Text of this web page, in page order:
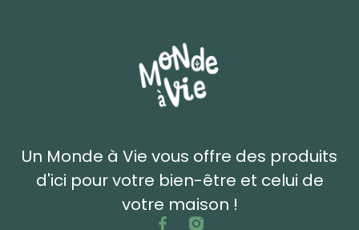
Un Monde à Vie vous offre des produits
d'ici pour votre bien-être et celui de
votre maison !